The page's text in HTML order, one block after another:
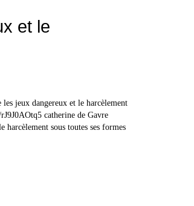
et le
les jeux dangereux et le harcèlement
catherine de Gavre
sous toutes ses formes